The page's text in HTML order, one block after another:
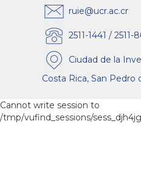
ruie@ucr.ac.cr
2511-1441 / 2511-
Ciudad de la
Costa Rica, San Pedro
Cannot write session to
/tmp/vufind_sessions/